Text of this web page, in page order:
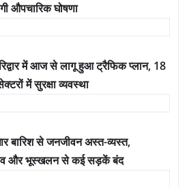
औपचारिक घोषणा
में आज से लागू हुआ ट्रैफिक प्लान, 18
में सुरक्षा व्यवस्था
बारिश से जनजीवन अस्त-व्यस्त,
और भूस्खलन से कई सड़कें बंद